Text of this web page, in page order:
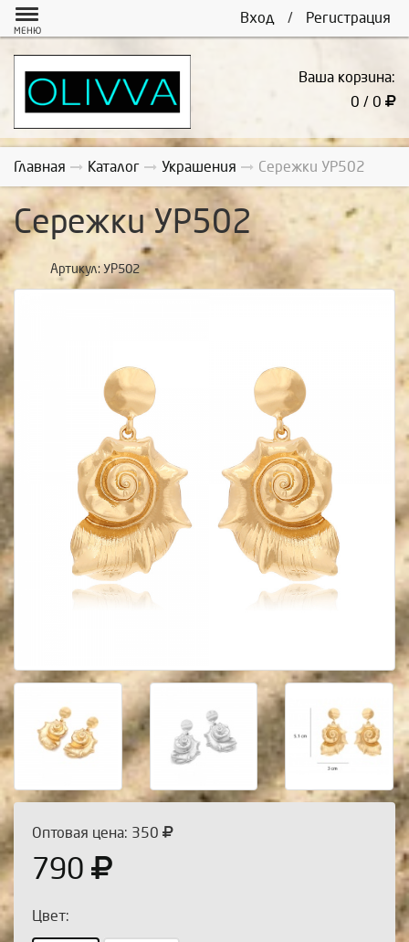
Вход / Регистрация
МЕНЮ
Ваша корзина:
0 / 0
Главная Каталог Украшения Сережки УР502
Сережки УР502
Артикул: УР502
Оптовая цена: 350
790
Цвет: